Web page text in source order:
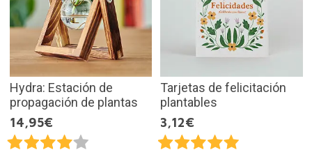
Hydra: Estación de
propagación de plantas
14,95€
Tarjetas de felicitación
plantables
3,12€